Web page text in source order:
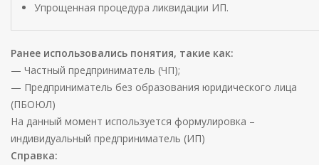
Упрощенная процедура ликвидации ИП.
Ранее использовались понятия, такие как:
— Частный предприниматель (ЧП);
— Предприниматель без образования юридического лица
(ПБОЮЛ)
На данный момент используется формулировка –
индивидуальный предприниматель (ИП)
Справка: